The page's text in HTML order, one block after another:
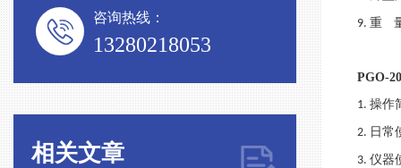
咨询热线：
13280218053
相关文章
9.重
PGO-
1.操作
2. 日常
3.仪器